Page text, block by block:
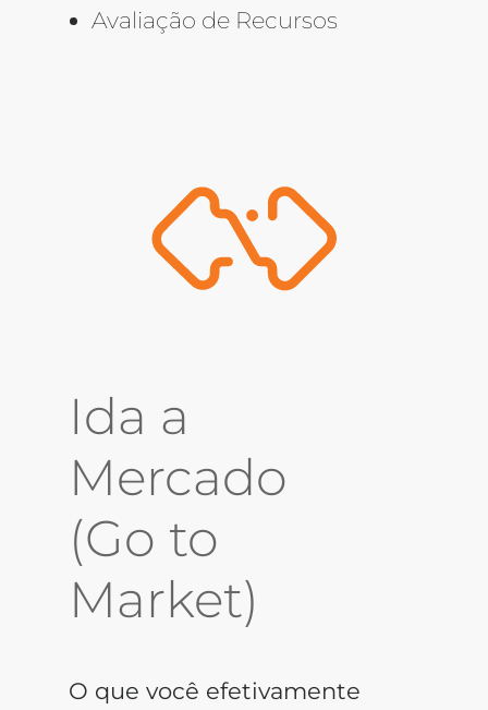
Avaliação de Recursos
Ida a
Mercado
(Go to
Market)
O que você efetivamente